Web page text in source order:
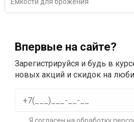
Впервые на сайте?
Зарегистрируйся и будь в
новых акций и скидок на